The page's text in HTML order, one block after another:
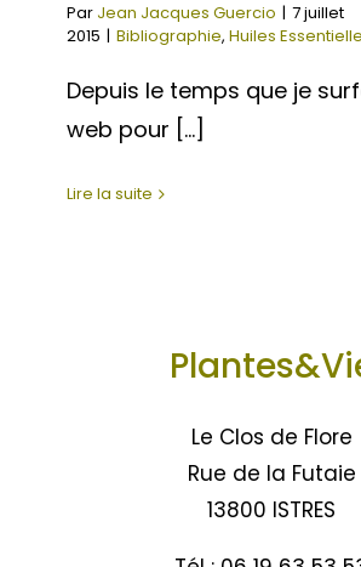
Par Jean Jacques Guercio | 7 juillet
2015 | Bibliographie, Huiles
Depuis le temps que je
web pour [...]
Lire la suite
Le Clos de Flore
Rue de la Futaie
13800 ISTRES